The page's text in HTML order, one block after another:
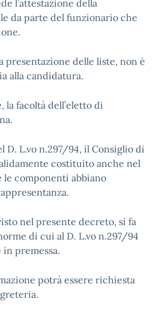
l’attestazione della
da parte del funzionario che
presentazione delle liste, non è
alla candidatura.
la facoltà dell’eletto di
D. L.vo n.297/94, il Consiglio di
costituito anche nel
componenti abbiano
nel presente decreto, si fa
di cui al D. L.vo n.297/94
premessa.
potrà essere richiesta